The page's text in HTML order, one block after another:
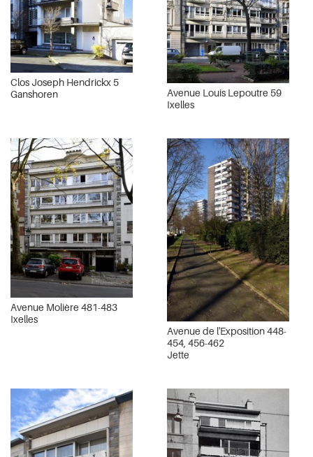
Clos Joseph Hendrickx 5
Ganshoren
Avenue Louis Lepoutre 59
Ixelles
Avenue Molière 481-483
Ixelles
Avenue de l'Exposition 448-
454, 456-462
Jette